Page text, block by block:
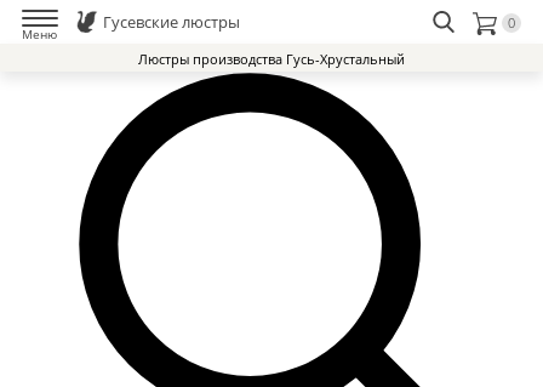
Люстры Гусь-Хрустальный Завод
Доставка и оплата
Избранное
Контакты
Меню
Гусевские люстры
0
Люстры производства Гусь-Хрустальный